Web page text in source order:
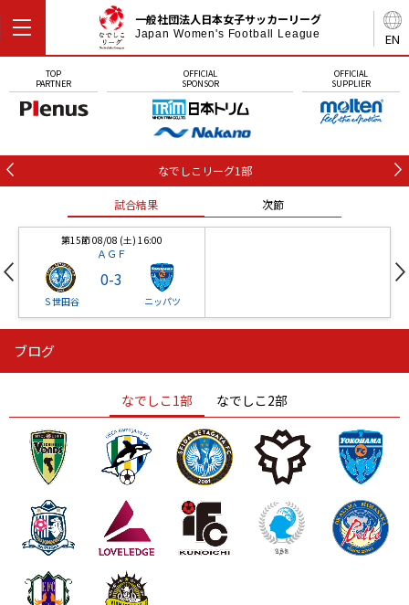
EN
一般社団法人日本女子サッカーリーグ
Japan Women's Football League
TOP
PARTNER
OFFICIAL
SPONSOR
OFFICIAL
SUPPLIER
なでしこリーグ1部
試合結果 次節
第15節 08/08 (土) 16:00
ＡＧＦ
Ｓ世田谷
0-3
ニッパツ
ニッパツ
ニッパツ 名古屋
石人の星
静岡 愛媛Ｌ
ブログ
なでしこ1部 なでしこ2部